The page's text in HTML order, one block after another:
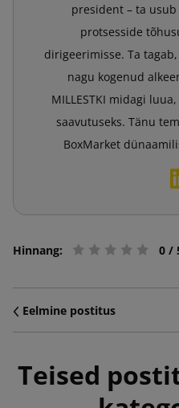
president – ta
protsesside
dirigeerimisse. Ta
nagu kogenud
MILLESTKI midagi
saavutuseks. Tänu
BoxMarket
Hinnang: 0 /
Eelmine postitus
Teised